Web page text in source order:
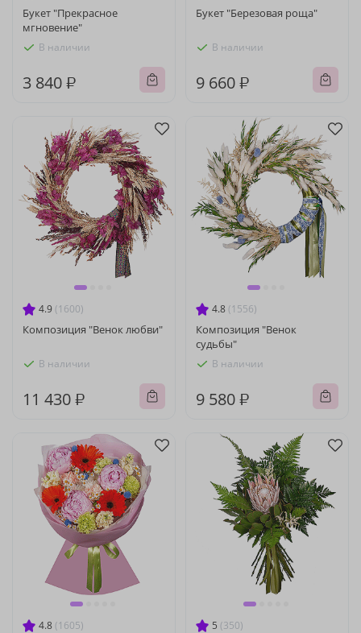
Букет "Прекрасное
мгновение"
В наличии
3 840 ₽
Букет "Березовая роща"
В наличии
9 660 ₽
4.9 (1600)
Композиция "Венок любви"
В наличии
11 430 ₽
4.8 (1556)
Композиция "Венок
судьбы"
В наличии
9 580 ₽
4.8 (1605) 5 (350)